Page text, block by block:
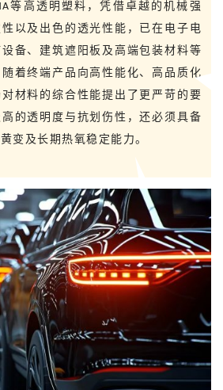
等高透明塑料，凭借卓越的机械强
以及出色的透光性能，已在电子电
备、建筑遮阳板及高端包装材料等
着终端产品向高性能化、高品质化
材料的综合性能提出了更严苛的要
的透明度与抗划伤性，还必须具备
变及长期热氧稳定能力。